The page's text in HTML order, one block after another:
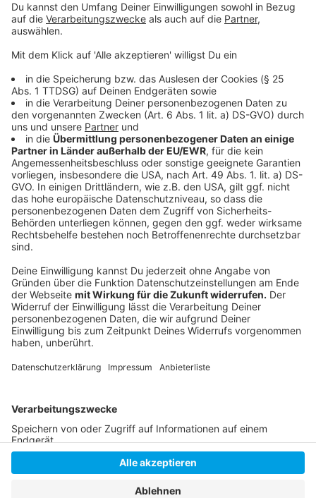
Das Wasser ist trüb – Und jetzt?
Anzeige
Das Wasser sollte man nur ablassen, wenn gar nichts
anderes mehr geht. Eine milchige Trübung bekommt
man ganz gut weg, indem man viel filtert, den Filter
regelmäßig reinigt und ein Flockungsmittel dazu gibt.
Dann werden aus den kleinen Dreck-Partikeln große
und die bleiben dann in der Filteranlage hängen. Hilft
das auch nicht, dann könnte eine Stoßchlorung die
Rettung sein: Einmal viel mehr Chlor ins Wasser geben
als sonst, und so werden dann auch die Mikro-
auch spezielle Pflegemittel.
Anzeige
Anzeige